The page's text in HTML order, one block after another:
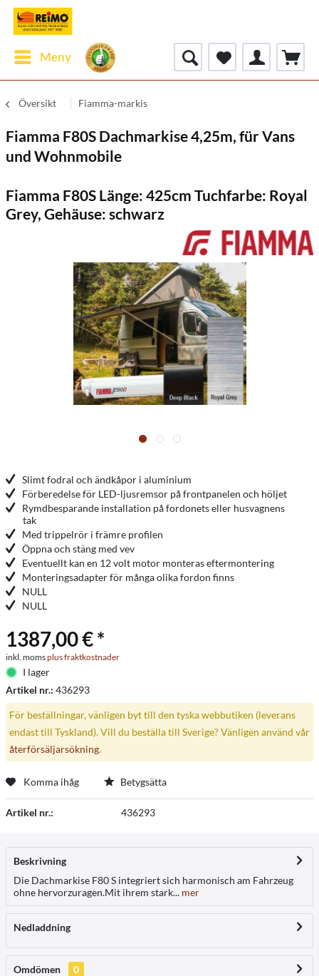
Meny
Översikt Fiamma-markis
Fiamma F80S Dachmarkise 4,25m, für Vans
und Wohnmobile
Fiamma F80S Länge: 425cm Tuchfarbe: Royal
Grey, Gehäuse: schwarz
Slimt fodral och ändkåpor i aluminium
Förberedelse för LED-ljusremsor på frontpanelen och höljet
Rymdbesparande installation på fordonets eller husvagnens
tak
Med trippelrör i främre profilen
Öppna och stäng med vev
Eventuellt kan en 12 volt motor monteras eftermontering
Monteringsadapter för många olika fordon finns
NULL
NULL
1387,00 € *
inkl. momsplus fraktkostnader
I lager
Artikel nr.: 436293
För beställningar, vänligen byt till den tyska webbutiken (leverans
endast till Tyskland). Vill du beställa till Sverige? Vänligen använd vår
återförsäljarsökning.
Komma ihåg Betygsätta
Artikel nr.: 436293
Beskrivning
Die Dachmarkise F80 S integriert sich harmonisch am Fahrzeug
ohne hervorzuragen.Mit ihrem stark... mer
Nedladdning
Omdömen
0